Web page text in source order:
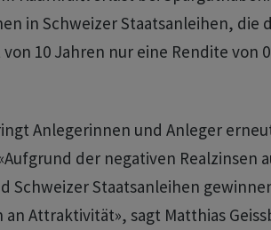
in Schweizer Staatsanleihen, die
10 Jahren nur eine Rendite von
Anlegerinnen und Anleger
der negativen Realzinsen
Schweizer Staatsanleihen
Attraktivität», sagt Matthias